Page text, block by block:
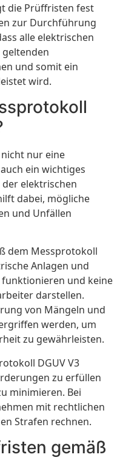
die Prüffristen fest
zur Durchführung
alle elektrischen
und somit ein
wird.
nur eine
ein wichtiges
elektrischen
dabei, mögliche
und Unfällen
dem Messprotokoll
Anlagen und
und keine
darstellen.
von Mängeln und
werden, um
zu gewährleisten.
DGUV V3
zu erfüllen
minimieren. Bei
mit rechtlichen
Strafen rechnen.
gemäß